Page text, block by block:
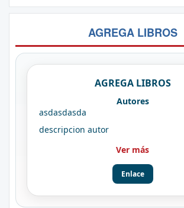
AGREGA LIBROS
AGREGA LIBROS
Autores
asdasdasda
descripcion autor
Ver más
Enlace